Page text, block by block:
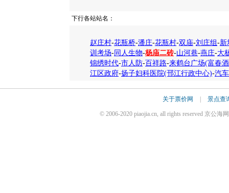
下行各站站名：
赵庄村-花瓶桥-潘庄-花瓶村-双庙-刘庄组 -新
训考场- 同人生物-杨庙二砖-山河巷-燕庄-大
锦绣时代-市人防-百祥路-来鹤台广场(富春
江区政府-扬子妇科医院(邗江行政中心)-汽
关于票价网 景点查
© 2006-2020 piaojia.cn, all rights reserved 京公海